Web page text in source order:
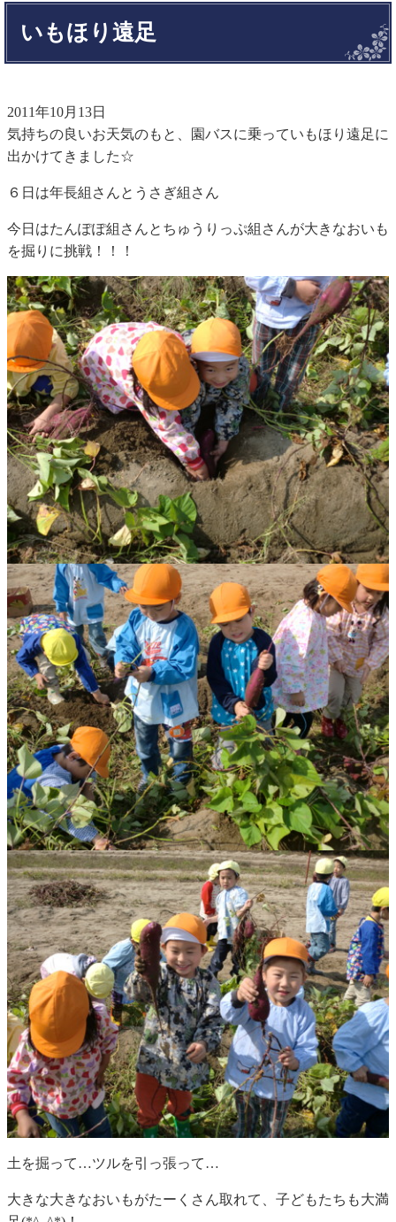
いもほり遠足
2011年10月13日
気持ちの良いお天気のもと、園バスに乗っていもほり遠足に
出かけてきました☆
６日は年長組さんとうさぎ組さん
今日はたんぽぽ組さんとちゅうりっぷ組さんが大きなおいも
を掘りに挑戦！！！
土を掘って…ツルを引っ張って…
大きな大きなおいもがたーくさん取れて、子どもたちも大満